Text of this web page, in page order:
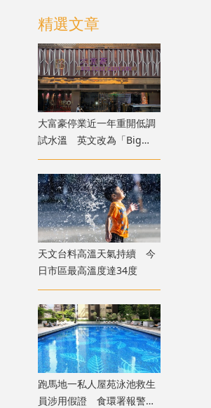
精選文章
大富豪停業近一年重開低調
試水溫 英文改為「Big
Boss Century」
天文台料高溫天氣持續 今
日市區最高溫度達34度
跑馬地一私人屋苑泳池救生
員涉用假證 食環署報警並